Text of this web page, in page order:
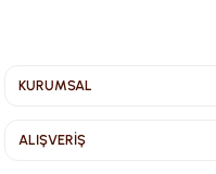
KURUMSAL
ALIŞVERİŞ